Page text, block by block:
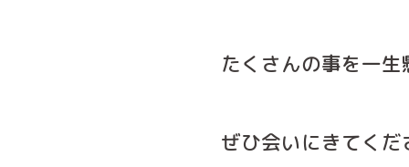
たくさんの事を一
ぜひ会いにきてくだ